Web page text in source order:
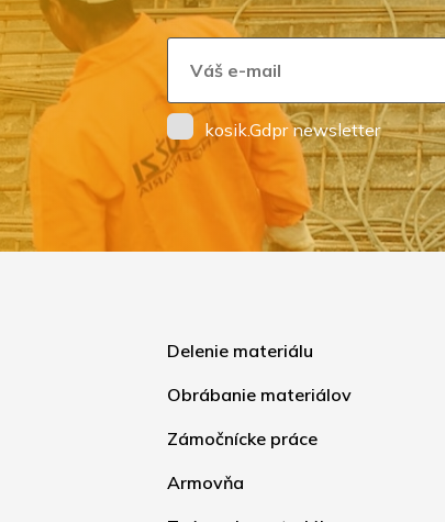
kosik.Gdpr newsletter
Delenie materiálu
Obrábanie materiálov
Zámočnícke práce
Armovňa